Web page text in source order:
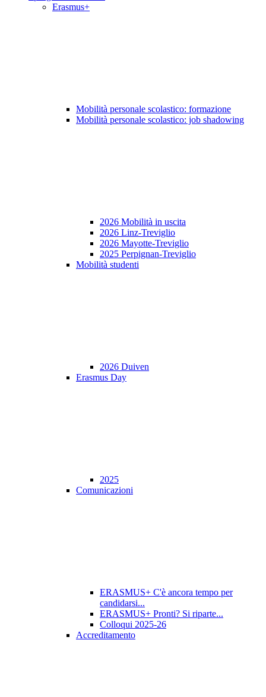
Erasmus+
Mobilità personale scolastico: formazione
Mobilità personale scolastico: job shadowing
2026 Mobilità in uscita
2026 Linz-Treviglio
2026 Mayotte-Treviglio
2025 Perpignan-Treviglio
Mobilità studenti
2026 Duiven
Erasmus Day
2025
Comunicazioni
ERASMUS+ C'è ancora tempo per
candidarsi...
ERASMUS+ Pronti? Si riparte...
Colloqui 2025-26
Accreditamento